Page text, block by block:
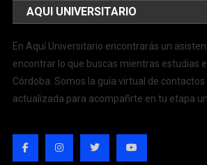
AQUI UNIVERSITARIO
En Aquí Universitario encontrarás un
encontrar lo que buscas mientras estudias
Córdoba. Somos la guía virtual de
actualizada para acompañrte en tu etapa